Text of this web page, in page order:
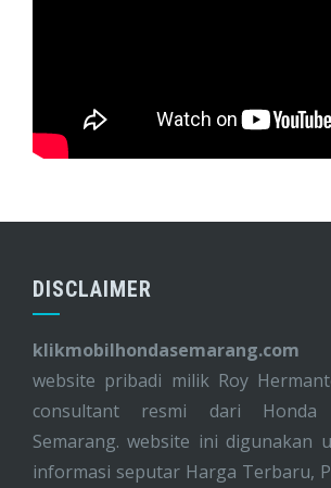
DISCLAIMER
klikmobilhondasemarang.com
website pribadi milik Roy
consultant resmi dari Honda
Semarang. website ini digunakan
informasi seputar Harga Terbaru,